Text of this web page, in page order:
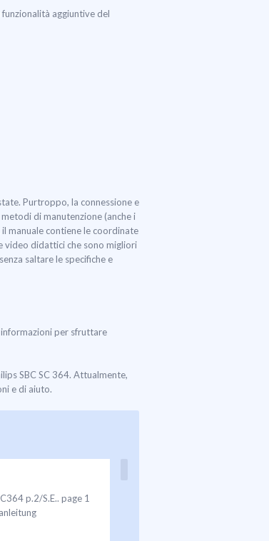
aggiuntive del
Purtroppo, la connessione e
di manutenzione (anche i
manuale contiene le coordinate
video didattici che sono migliori
saltare le specifiche e
per sfruttare
SBC SC 364. Attualmente,
e di aiuto.
p.2/S.E.. page 1